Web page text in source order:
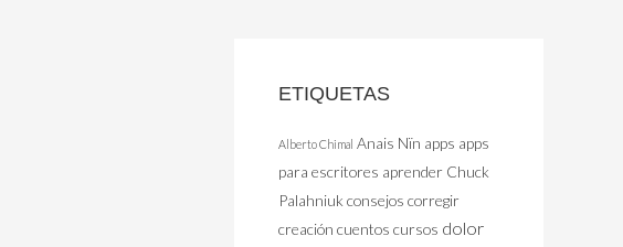
ETIQUETAS
Alberto Chimal Anais Nïn apps apps
para escritores aprender Chuck
Palahniukconsejos corregir
creación cuentos cursos dolor